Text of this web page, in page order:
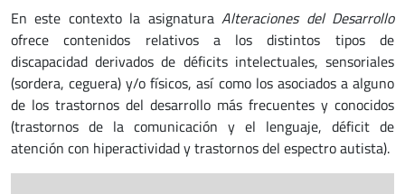
En este contexto la asignaturaAlteraciones del Desarrollo
ofrece contenidos relativos a los distintos tipos de
discapacidad derivados de déficits intelectuales, sensoriales
(sordera, ceguera) y/o físicos, así como los asociados a alguno
de los trastornos del desarrollo más frecuentes y conocidos
(trastornos de la comunicación y el lenguaje, déficit de
atención con hiperactividad y trastornos del espectro autista).